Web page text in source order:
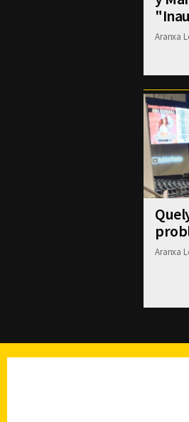
Aranxa
Aranxa